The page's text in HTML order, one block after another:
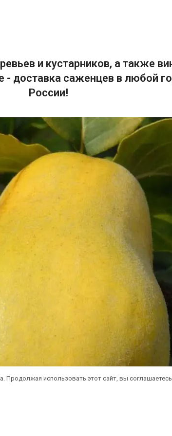
и кустарников, а также
- доставка саженцев в любой
России!
использовать этот сайт, вы